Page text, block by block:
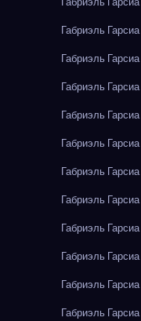
Габриэль
Габриэль
Габриэль
Габриэль
Габриэль
Габриэль
Габриэль
Габриэль
Габриэль
Габриэль
Габриэль